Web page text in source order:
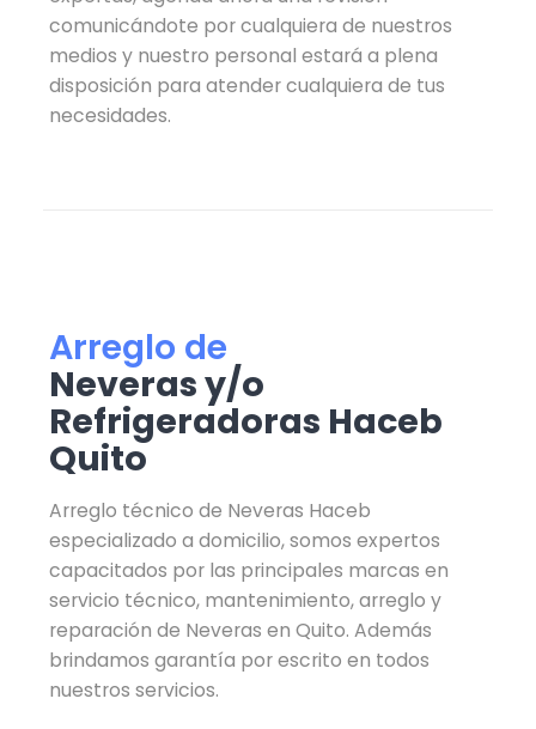
comunicándote por cualquiera de nuestros
medios y nuestro personal estará a plena
disposición para atender cualquiera de tus
necesidades.
Arreglo de
Neveras y/o
Refrigeradoras Haceb
Quito
Arreglo técnico de Neveras Haceb
especializado a domicilio, somos expertos
capacitados por las principales marcas en
servicio técnico, mantenimiento, arreglo y
reparación de Neveras en Quito. Además
brindamos garantía por escrito en todos
nuestros servicios.